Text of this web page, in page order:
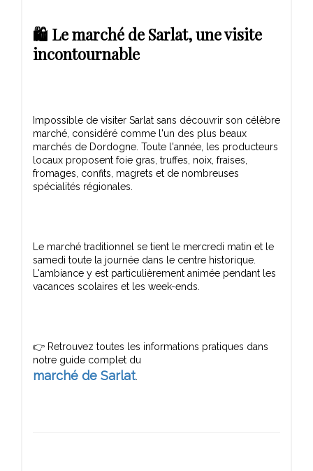
🛍️ Le marché de Sarlat, une visite
incontournable
Impossible de visiter Sarlat sans découvrir son célèbre
marché, considéré comme l'un des plus beaux
marchés de Dordogne. Toute l'année, les producteurs
locaux proposent foie gras, truffes, noix, fraises,
fromages, confits, magrets et de nombreuses
Le marché traditionnel se tient le mercredi matin et le
samedi toute la journée dans le centre historique.
L'ambiance y est particulièrement animée pendant les
👉 Retrouvez toutes les informations pratiques dans
marché de Sarlat